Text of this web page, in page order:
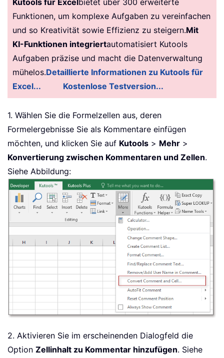
Kutools für Excelbietet über 300 erweiterte
Funktionen, um komplexe Aufgaben zu vereinfachen
und so Kreativität sowie Effizienz zu steigern.Mit
KI-Funktionen integriertautomatisiert Kutools
Aufgaben präzise und macht die Datenverwaltung
mühelos.Detaillierte Informationen zu Kutools für
Excel...
Kostenlose Testversion...
1. Wählen Sie die Formelzellen aus, deren
Formelergebnisse Sie als Kommentare einfügen
möchten, und klicken Sie auf Kutools > Mehr >
Konvertierung zwischen Kommentaren und Zellen.
Siehe Abbildung:
2. Aktivieren Sie im erscheinenden Dialogfeld die
Option Zellinhalt zu Kommentar hinzufügen. Siehe